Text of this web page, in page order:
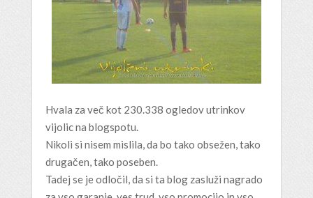
Hvala za več kot 230.338 ogledov utrinkov
vijolic na blogspotu.
Nikoli si nisem mislila, da bo tako obsežen, tako
drugačen, tako poseben.
Tadej se je odločil, da si ta blog zasluži nagrado